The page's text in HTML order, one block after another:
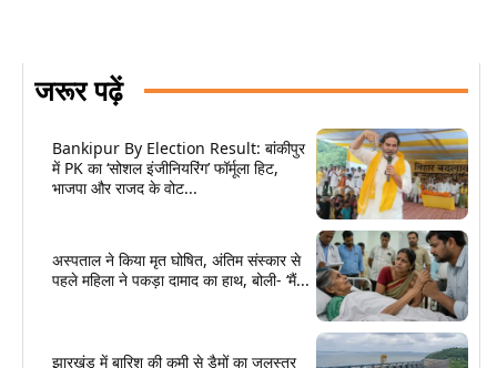
जरूर पढ़ें
Bankipur By Election Result: बांकीपुर
में PK का ‘सोशल इंजीनियरिंग’ फॉर्मूला हिट,
भाजपा और राजद के वोट...
अस्पताल ने किया मृत घोषित, अंतिम संस्कार से
पहले महिला ने पकड़ा दामाद का हाथ, बोली- ‘मैं...
झारखंड में बारिश की कमी से डैमों का जलस्तर